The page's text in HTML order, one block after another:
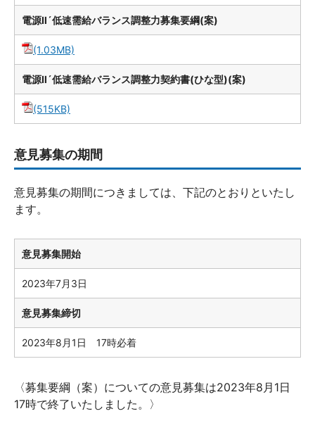
電源Ⅱ´低速需給バランス調整力募集要綱(案)
(1.03MB)
電源Ⅱ´低速需給バランス調整力契約書(ひな型)(案)
(515KB)
意見募集の期間
意見募集の期間につきましては、下記のとおりといたし
ます。
意見募集開始
2023年7月3日
意見募集締切
2023年8月1日 17時必着
〈募集要綱（案）についての意見募集は2023年8月1日
17時で終了いたしました。〉